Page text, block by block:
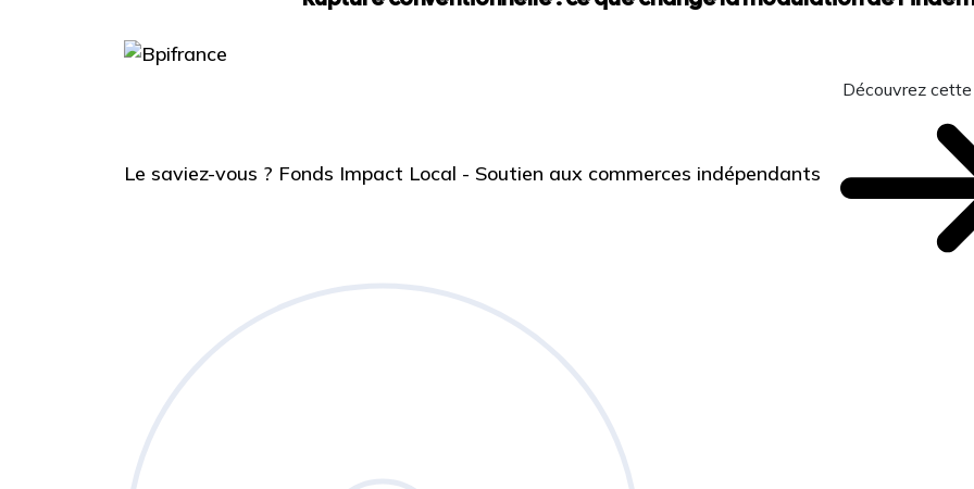
Le saviez-vous ? Fonds Impact Local - Soutien aux commerces indépendants
Découvrez